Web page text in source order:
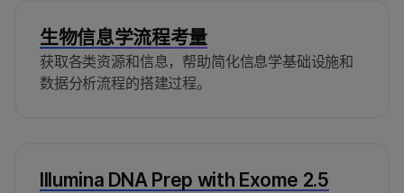
生物信息学流程考量
获取各类资源和信息，帮助简化信息学基础设施和
数据分析流程的搭建过程。
Illumina DNA Prep with Exome 2.5